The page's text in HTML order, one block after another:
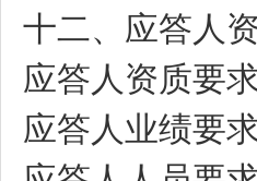
十二、应答人
应答人资质要
应答人业绩要